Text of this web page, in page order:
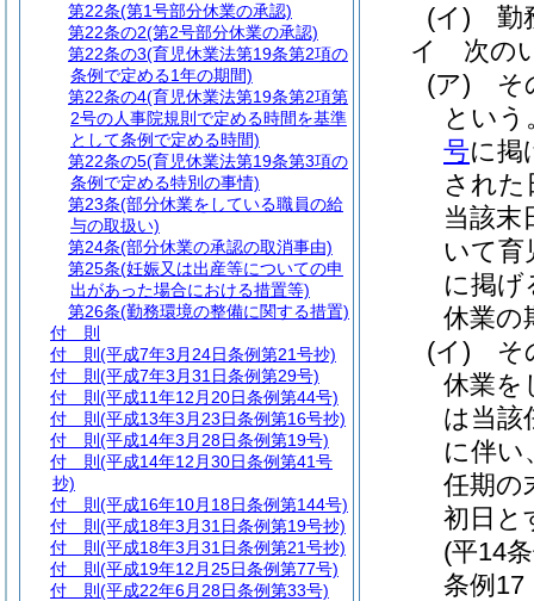
(イ)
勤
イ
次の
(ア)
そ
という
号に掲
された
当該末
いて育
に掲げ
休業の
(イ)
そ
休業を
は当該
に伴い
任期の
初日と
(平14
条例17
第22条(第1号部分休業の承認)
第22条の2(第2号部分休業の承認)
第22条の3(育児休業法第19条第2項の
条例で定める1年の期間)
第22条の4(育児休業法第19条第2項第
2号の人事院規則で定める時間を基準
として条例で定める時間)
第22条の5(育児休業法第19条第3項の
条例で定める特別の事情)
第23条(部分休業をしている職員の給
与の取扱い)
第24条(部分休業の承認の取消事由)
第25条(妊娠又は出産等についての申
出があった場合における措置等)
第26条(勤務環境の整備に関する措置)
付 則
付 則 (平成7年3月24日条例第21号抄)
付 則 (平成7年3月31日条例第29号)
付 則 (平成11年12月20日条例第44号)
付 則 (平成13年3月23日条例第16号抄)
付 則 (平成14年3月28日条例第19号)
付 則 (平成14年12月30日条例第41号
抄)
付 則 (平成16年10月18日条例第144号)
付 則 (平成18年3月31日条例第19号抄)
付 則 (平成18年3月31日条例第21号抄)
付 則 (平成19年12月25日条例第77号)
付 則 (平成22年6月28日条例第33号)